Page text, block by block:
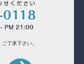
ご了承下さい。